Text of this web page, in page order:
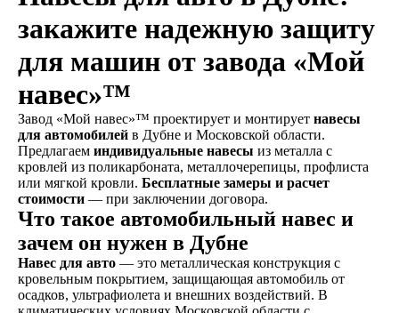
закажите надежную защиту
для машин от завода «Мой
навес»™
Завод «Мой навес»™ проектирует и монтирует навесы
для автомобилей в Дубне и Московской области.
Предлагаем индивидуальные навесы из металла с
кровлей из поликарбоната, металлочерепицы, профлиста
или мягкой кровли. Бесплатные замеры и расчет
стоимости — при заключении договора.
Что такое автомобильный навес и
зачем он нужен в Дубне
Навес для авто — это металлическая конструкция с
кровельным покрытием, защищающая автомобиль от
осадков, ультрафиолета и внешних воздействий. В